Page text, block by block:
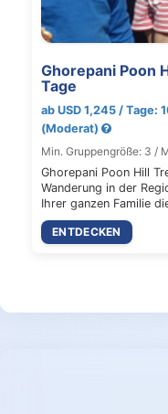
Ghorepani Poon
Tage
ab USD 1,245 / Tage:
(Moderat)
Min. Gruppengröße: 3 /
Ghorepani Poon Hill
Wanderung in der
Ihrer ganzen Familie
ENTDECKEN